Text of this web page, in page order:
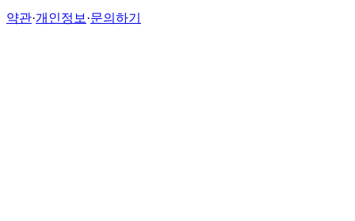
약관·개인정보 ·문의하기